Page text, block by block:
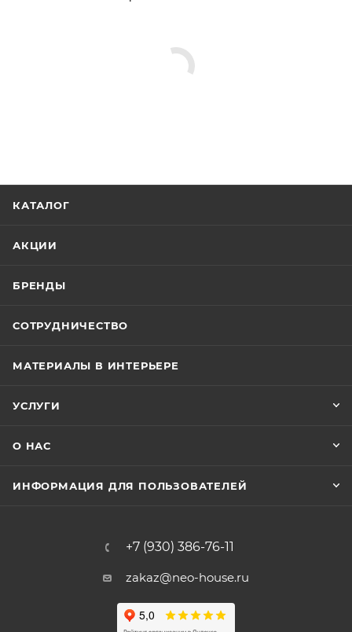
КАТАЛОГ
АКЦИИ
БРЕНДЫ
СОТРУДНИЧЕСТВО
МАТЕРИАЛЫ В ИНТЕРЬЕРЕ
УСЛУГИ
О НАС
ИНФОРМАЦИЯ ДЛЯ ПОЛЬЗОВАТЕЛЕЙ
+7 (930) 386-76-11
zakaz@neo-house.ru